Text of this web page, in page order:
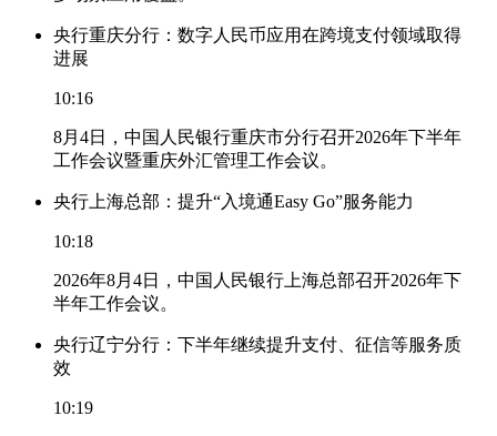
央行重庆分行：数字人民币应用在跨境支付领域取得
进展
10:16
8月4日，中国人民银行重庆市分行召开2026年下半年
工作会议暨重庆外汇管理工作会议。
央行上海总部：提升“入境通Easy Go”服务能力
10:18
2026年8月4日，中国人民银行上海总部召开2026年下
半年工作会议。
央行辽宁分行：下半年继续提升支付、征信等服务质
效
10:19